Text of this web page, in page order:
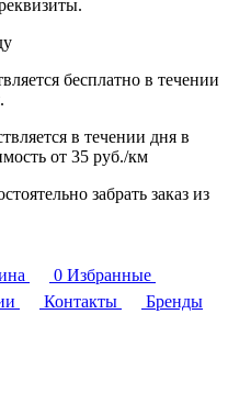
бесплатно в течении
в течении дня в
от 35 руб./км
забрать заказ из
0 Избранные
Контакты
Бренды